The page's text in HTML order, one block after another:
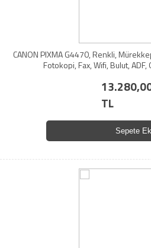
CANON PIXMA G4470, Renkli, Mürekkep
Fotokopi, Fax, Wifi, Bulut, ADF,
TL
Sepete